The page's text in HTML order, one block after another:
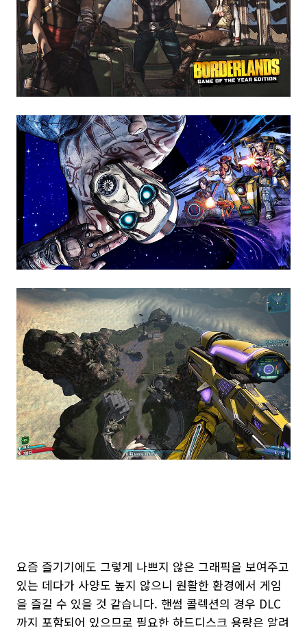
요즘 즐기기에도 그렇게 나쁘지 않은 그래픽을 보여주고
있는 데다가 사양도 높지 않으니 원활한 환경에서 게임
을 즐길 수 있을 것 같습니다. 핸썸 콜렉션의 경우 DLC
까지 포함되어 있으므로 필요한 하드디스크 용량은 알려